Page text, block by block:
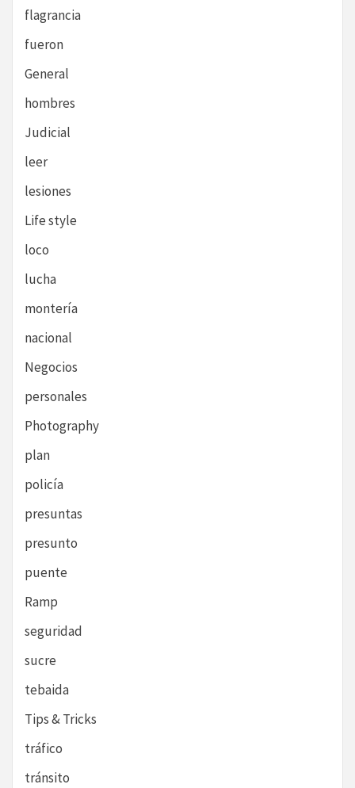
flagrancia
fueron
General
hombres
Judicial
leer
lesiones
Life style
loco
lucha
montería
nacional
Negocios
personales
Photography
plan
policía
presuntas
presunto
puente
Ramp
seguridad
sucre
tebaida
Tips & Tricks
tráfico
tránsito